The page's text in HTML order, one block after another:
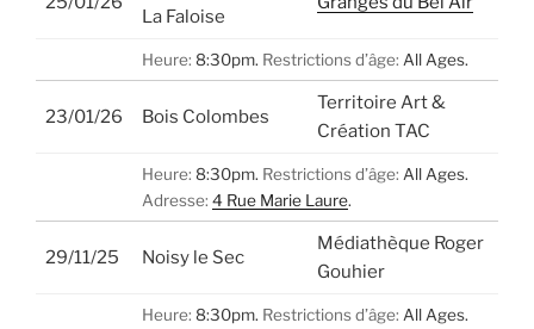
La Faloise
Heure: 8:30pm. Restrictions d’âge: All Ages.
23/01/26 Bois Colombes
Territoire Art &
Création TAC
Heure: 8:30pm. Restrictions d’âge: All Ages.
Adresse: 4 Rue Marie Laure.
29/11/25 Noisy le Sec
Médiathèque Roger
Gouhier
Heure: 8:30pm. Restrictions d’âge: All Ages.